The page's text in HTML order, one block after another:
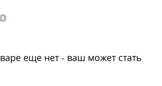
0
еще нет - ваш может стать